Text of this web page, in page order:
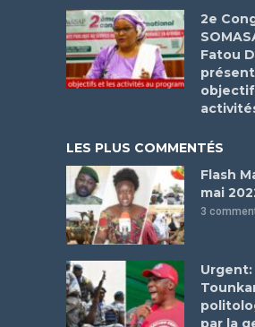
2e
Fatou
LES PLUS COMMENTÉS
Flash
mai
3
Urgent:
par la